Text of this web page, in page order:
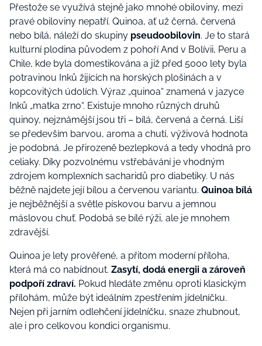
Přestože se využívá stejně jako mnohé obiloviny, mezi
pravé obiloviny nepatří. Quinoa, ať už černá, červená
nebo bílá, náleží do skupiny pseudoobilovin. Je to stará
kulturní plodina původem z pohoří And v Bolívii, Peru a
Chile, kde byla domestikována a již před 5000 lety byla
potravinou Inků žijících na horských plošinách a v
kopcovitých údolích. Výraz „quinoa“ znamená v jazyce
Inků „matka zrno“. Existuje mnoho různých druhů
quinoy, nejznámější jsou tři – bílá, červená a černá. Liší
se především barvou, aroma a chutí, výživová hodnota
je podobná. Je přirozeně bezlepková a tedy vhodná pro
celiaky. Díky pozvolnému vstřebávání je vhodným
zdrojem komplexních sacharidů pro diabetiky. U nás
běžně najdete její bílou a červenou variantu. Quinoa bílá
je nejběžnější a světle pískovou barvu a jemnou
máslovou chuť. Podobá se bílé rýži, ale je mnohem
zdravější.
Quinoa je lety prověřené, a přitom moderní příloha,
která má co nabídnout. Zasytí, dodá energii a zároveň
podpoří zdraví. Pokud hledáte změnu oproti klasickým
přílohám, může být ideálním zpestřením jídelníčku.
Nejen při jarním odlehčení jídelníčku, snaze zhubnout,
ale i pro celkovou kondici organismu.